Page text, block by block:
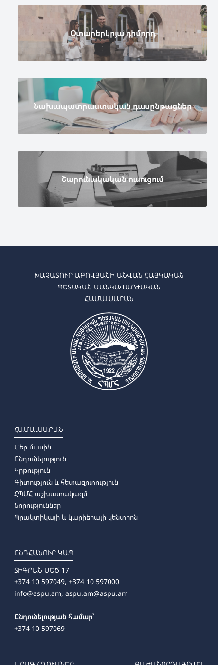
Օտարերկրյա դիմորդ
Նախապատրաստական դասընթացներ
Շարունակական ուսուցում
ԽԱՉԱՏՈՒՐ ԱԲՈՎՅԱՆԻ ԱՆՎԱՆ ՀԱՅԿԱԿԱՆ
ՊԵՏԱԿԱՆ ՄԱՆԿԱՎԱՐԺԱԿԱՆ
ՀԱՄԱԼՍԱՐԱՆ
ՀԱՄԱԼՍԱՐԱՆ
Մեր մասին
Ընդունելություն
Կրթություն
Գիտություն և հետազոտություն
ՀՊՄՀ աշխատակազմ
Նորություններ
Պրակտիկայի և կարիերայի կենտրոն
ԸՆԴՀԱՆՈՒՐ ԿԱՊ
ՏԻԳՐԱՆ ՄԵԾ 17
+374 10 597049, +374 10 597000
info@aspu.am, aspu.am@aspu.am
Ընդունելության համար՝
+374 10 597069